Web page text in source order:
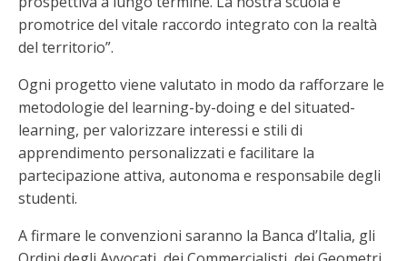
promotrice del vitale raccordo integrato con la realtà
del territorio”.
Ogni progetto viene valutato in modo da rafforzare le
metodologie del learning-by-doing e del situated-
learning, per valorizzare interessi e stili di
apprendimento personalizzati e facilitare la
partecipazione attiva, autonoma e responsabile degli
studenti.
A firmare le convenzioni saranno la Banca d’Italia, gli